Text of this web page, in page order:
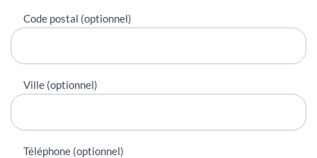
Code postal (optionnel)
Ville (optionnel)
Téléphone (optionnel)